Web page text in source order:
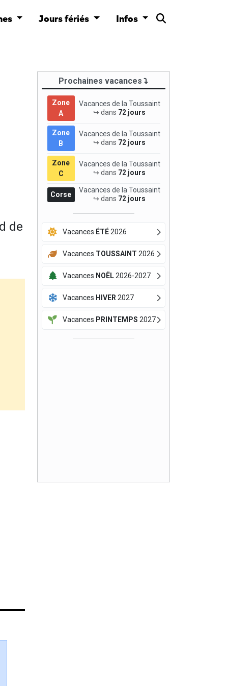
Jours fériés Infos
de
Prochaines vacances
Zone
A
Vacances de la Toussaint
↪ dans 72 jours
Zone
B
Vacances de la Toussaint
↪ dans 72 jours
Zone
C
Vacances de la Toussaint
↪ dans 72 jours
Corse
Vacances de la Toussaint
↪ dans 72 jours
Vacances ÉTÉ2026
Vacances TOUSSAINT 2026
Vacances NOËL2026-2027
Vacances HIVER 2027
Vacances PRINTEMPS 2027